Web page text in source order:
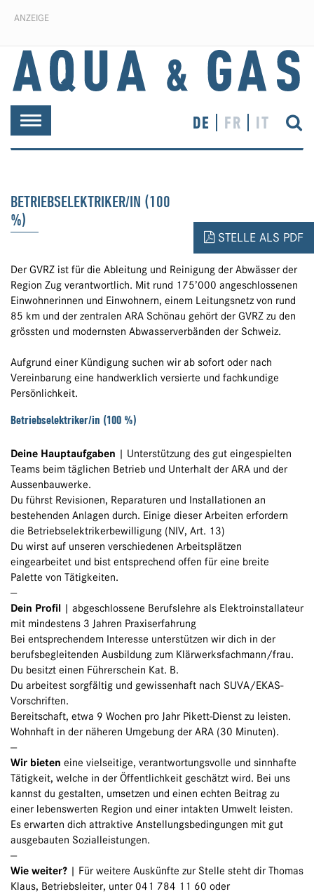
ANZEIGE
Toggle
navigation
DE FR IT
BETRIEBSELEKTRIKER/IN (100
%)
STELLE ALS PDF
Der GVRZ ist für die Ableitung und Reinigung der Abwässer der
Region Zug verantwortlich. Mit rund 175’000 angeschlossenen
Einwohnerinnen und Einwohnern, einem Leitungsnetz von rund
85 km und der zentralen ARA Schönau gehört der GVRZ zu den
grössten und modernsten Abwasserverbänden der Schweiz.
Aufgrund einer Kündigung suchen wir ab sofort oder nach
Vereinbarung eine handwerklich versierte und fachkundige
Persönlichkeit.
Betriebselektriker/in (100 %)
Deine Hauptaufgaben | Unterstützung des gut eingespielten
Teams beim täglichen Betrieb und Unterhalt der ARA und der
Aussenbauwerke.
Du führst Revisionen, Reparaturen und Installationen an
bestehenden Anlagen durch. Einige dieser Arbeiten erfordern
die Betriebselektrikerbewilligung (NIV, Art. 13)
Du wirst auf unseren verschiedenen Arbeitsplätzen
eingearbeitet und bist entsprechend offen für eine breite
Palette von Tätigkeiten.
—
Dein Profil | abgeschlossene Berufslehre als Elektroinstallateur
mit mindestens 3 Jahren Praxiserfahrung
Bei entsprechendem Interesse unterstützen wir dich in der
berufsbegleitenden Ausbildung zum Klärwerksfachmann/frau.
Du besitzt einen Führerschein Kat. B.
Du arbeitest sorgfältig und gewissenhaft nach SUVA/EKAS-
Vorschriften.
Bereitschaft, etwa 9 Wochen pro Jahr Pikett-Dienst zu leisten.
Wohnhaft in der näheren Umgebung der ARA (30 Minuten).
—
Wir bieten eine vielseitige, verantwortungsvolle und sinnhafte
Tätigkeit, welche in der Öffentlichkeit geschätzt wird. Bei uns
kannst du gestalten, umsetzen und einen echten Beitrag zu
einer lebenswerten Region und einer intakten Umwelt leisten.
Es erwarten dich attraktive Anstellungsbedingungen mit gut
ausgebauten Sozialleistungen.
—
Wie weiter? | Für weitere Auskünfte zur Stelle steht dir Thomas
Klaus, Betriebsleiter, unter 041 784 11 60 oder